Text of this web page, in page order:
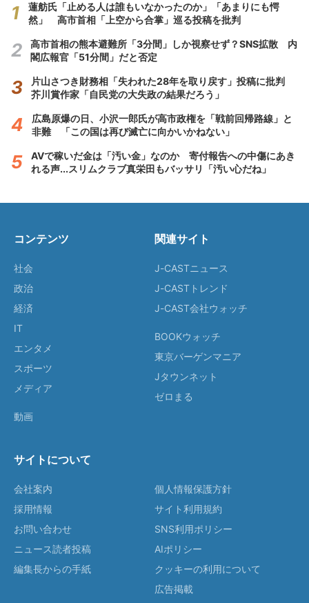
蓮舫氏「止める人は誰もいなかったのか」「あまりにも愕
然」 高市首相「上空から合掌」巡る投稿を批判
高市首相の熊本避難所「3分間」しか視察せず？SNS拡散 内
閣広報官「51分間」だと否定
片山さつき財務相「失われた28年を取り戻す」投稿に批判
芥川賞作家「自民党の大失政の結果だろう」
広島原爆の日、小沢一郎氏が高市政権を「戦前回帰路線」と
非難 「この国は再び滅亡に向かいかねない」
AVで稼いだ金は「汚い金」なのか 寄付報告への中傷にあき
れる声...スリムクラブ真栄田もバッサリ「汚い心だね」
コンテンツ
社会
政治
経済
IT
エンタメ
スポーツ
メディア
動画
関連サイト
J-CASTニュース
J-CASTトレンド
J-CAST会社ウォッチ
BOOKウォッチ
東京バーゲンマニア
Jタウンネット
ゼロまる
サイトについて
会社案内
採用情報
お問い合わせ
ニュース読者投稿
編集長からの手紙
個人情報保護方針
サイト利用規約
SNS利用ポリシー
AIポリシー
クッキーの利用について
広告掲載